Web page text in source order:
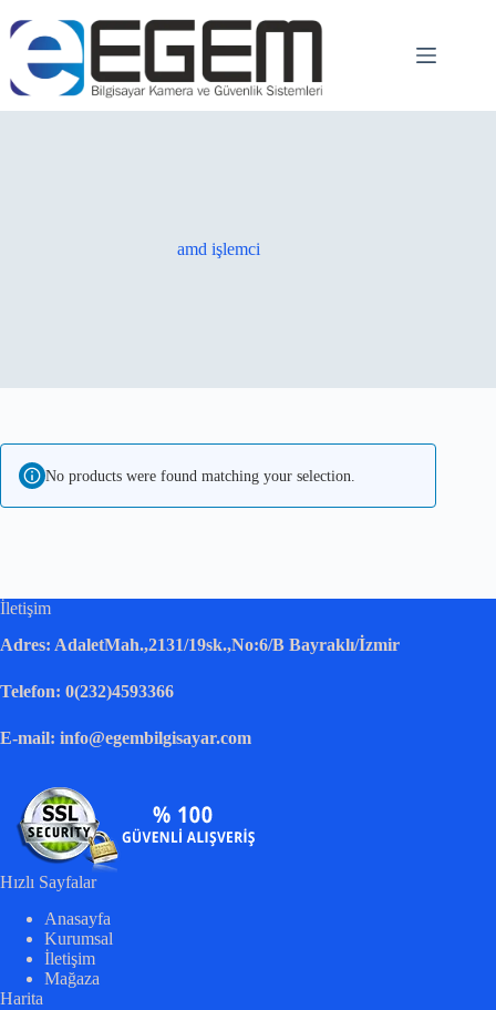
amd işlemci
No products were found matching your selection.
İletişim
Adres: AdaletMah.,2131/19sk.,No:6/B Bayraklı/İzmir
Telefon: 0(232)4593366
E-mail: info@egembilgisayar.com
Hızlı Sayfalar
Anasayfa
Kurumsal
İletişim
Mağaza
Harita